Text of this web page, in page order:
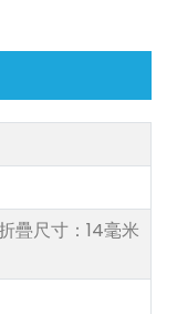
疊尺寸：14毫米